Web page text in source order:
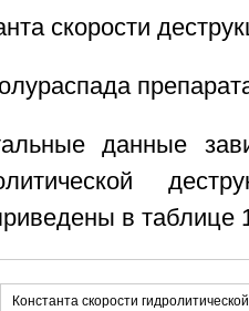
скорости
данные
в таблице
Константа скорости